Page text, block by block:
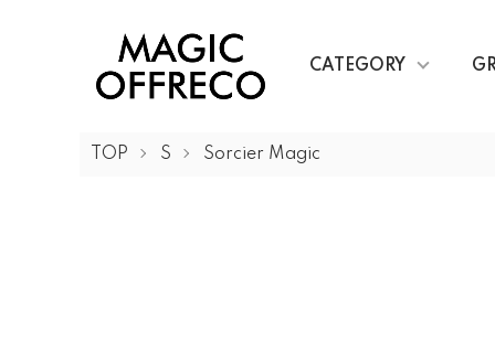
CATEGORY
TOP S Sorcier Magic